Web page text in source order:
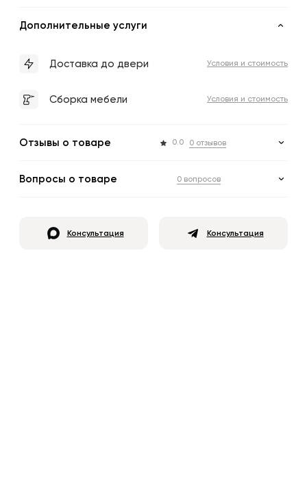
Дополнительные услуги
Доставка до двери Условия и стоимость
Сборка мебели Условия и стоимость
Отзывы о товаре 0.0 0 отзывов
Вопросы о товаре 0 вопросов
Консультация Консультация